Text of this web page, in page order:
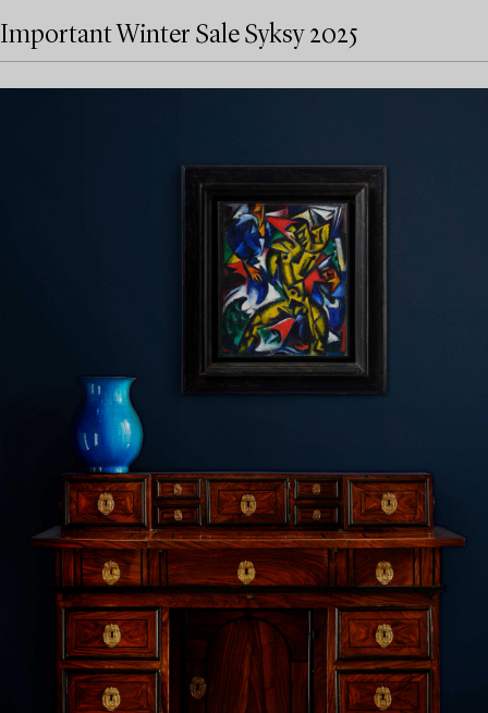
Important Winter Sale Syksy 2025